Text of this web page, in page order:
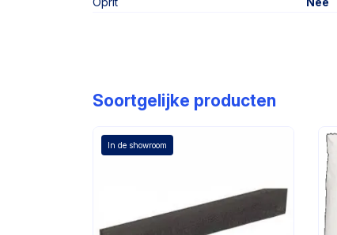
Soortgelijke producten
In de showroom